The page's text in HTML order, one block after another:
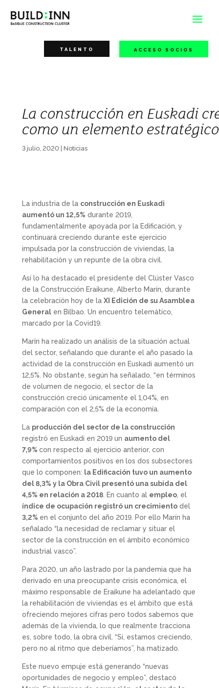
TALENTO ACCESO SOCIOS
La construcción en Euskadi
como un elemento
3 julio, 2020| Noticias
La industria de la construcción en Euskadi
aumentó un 12,5% durante 2019,
fundamentalmente apoyada por la Edificación, y
continuará creciendo durante este ejercicio
impulsada por la construcción de viviendas, la
rehabilitación y un repunte de la obra civil.
Así lo ha destacado el presidente del Clúster Vasco
de la Construcción Eraikune, Alberto Marín, durante
la celebración hoy de la XI Edición de su Asamblea
Generalen Bilbao. Un encuentro telemático,
marcado por la Covid19.
Marín ha realizado un análisis de la situación actual
del sector, señalando que durante el año pasado la
actividad de la construcción en Euskadi aumentó un
12,5%. No obstante, según ha señalado, “en términos
de volumen de negocio, el sector de la
construcción creció únicamente el 1,04%, en
comparación con el 2,5% de la economía.
La producción del sector de la construcción
registró en Euskadi en 2019 un aumento del
7,9% con respecto al ejercicio anterior, con
comportamientos positivos en los dos subsectores
que lo componen: la Edificación tuvo un aumento
del 8,3% y la Obra Civil presentó una subida del
4,5% en relación a 2018. En cuanto al empleo, el
índice de ocupación registró un crecimientodel
3,2% en el conjunto del año 2019. Por ello Marín ha
señalado “la necesidad de reclamar y situar el
sector de la construcción en el ámbito económico
industrial vasco”.
Para 2020, un año lastrado por la pandemia que ha
derivado en una preocupante crisis económica, el
máximo responsable de Eraikune ha adelantado que
la rehabilitación de viviendas es el ámbito que está
ofreciendo mejores cifras pero todos sabemos que
además de la vivienda, lo que realmente tracciona
es, sobre todo, la obra civil. “Sí, estamos creciendo,
pero no al ritmo que deberíamos”, ha matizado.
Este nuevo empuje está generando “nuevas
oportunidades de negocio y empleo”, destacó